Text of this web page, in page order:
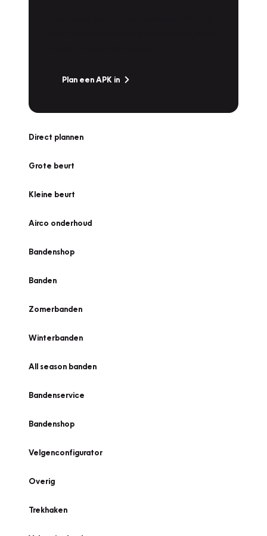
Plan een APK in
Direct plannen
Grote beurt
Kleine beurt
Airco onderhoud
Bandenshop
Banden
Zomerbanden
Winterbanden
All season banden
Bandenservice
Bandenshop
Velgenconfigurator
Overig
Trekhaken